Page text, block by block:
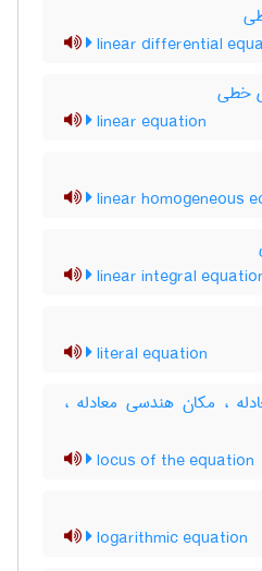
linear differential
ی خطی
linear equation
linear homogeneous
linear integral
literal equation
، مکان هندسی معادله ،
locus of the equation
logarithmic equation